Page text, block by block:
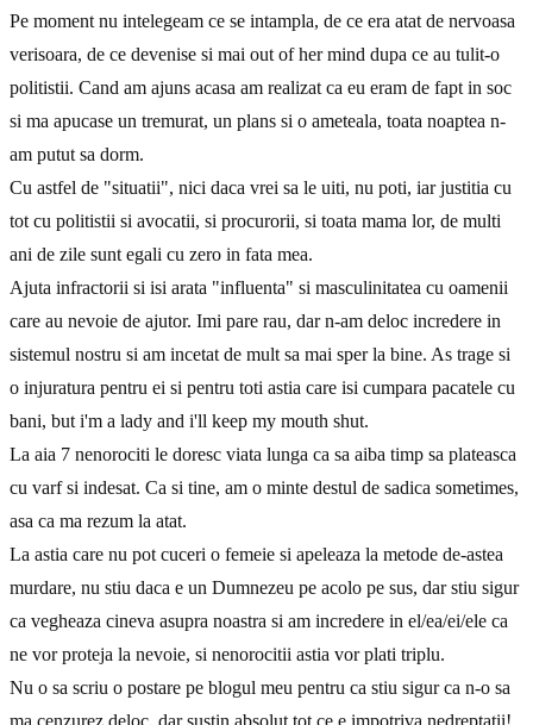
Pe moment nu intelegeam ce se intampla, de ce era atat de nervoasa
verisoara, de ce devenise si mai out of her mind dupa ce au tulit-o
politistii. Cand am ajuns acasa am realizat ca eu eram de fapt in soc
si ma apucase un tremurat, un plans si o ameteala, toata noaptea n-
am putut sa dorm.
Cu astfel de "situatii", nici daca vrei sa le uiti, nu poti, iar justitia cu
tot cu politistii si avocatii, si procurorii, si toata mama lor, de multi
ani de zile sunt egali cu zero in fata mea.
Ajuta infractorii si isi arata "influenta" si masculinitatea cu oamenii
care au nevoie de ajutor. Imi pare rau, dar n-am deloc incredere in
sistemul nostru si am incetat de mult sa mai sper la bine. As trage si
o injuratura pentru ei si pentru toti astia care isi cumpara pacatele cu
bani, but i'm a lady and i'll keep my mouth shut.
La aia 7 nenorociti le doresc viata lunga ca sa aiba timp sa plateasca
cu varf si indesat. Ca si tine, am o minte destul de sadica sometimes,
asa ca ma rezum la atat.
La astia care nu pot cuceri o femeie si apeleaza la metode de-astea
murdare, nu stiu daca e un Dumnezeu pe acolo pe sus, dar stiu sigur
ca vegheaza cineva asupra noastra si am incredere in el/ea/ei/ele ca
ne vor proteja la nevoie, si nenorocitii astia vor plati triplu.
Nu o sa scriu o postare pe blogul meu pentru ca stiu sigur ca n-o sa